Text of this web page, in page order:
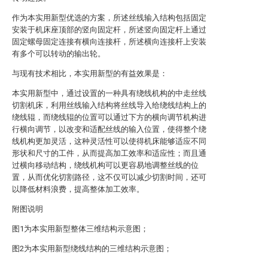
作为本实用新型优选的方案，所述丝线输入结构包括固定
安装于机床座顶部的竖向固定杆，所述竖向固定杆上通过
固定螺母固定连接有横向连接杆，所述横向连接杆上安装
有多个可以转动的输出轮。
与现有技术相比，本实用新型的有益效果是：
本实用新型中，通过设置的一种具有绕线机构的中走丝线
切割机床，利用丝线输入结构将丝线导入给绕线结构上的
绕线辊，而绕线辊的位置可以通过下方的横向调节机构进
行横向调节，以改变和适配丝线的输入位置，使得整个绕
线机构更加灵活，这种灵活性可以使得机床能够适应不同
形状和尺寸的工件，从而提高加工效率和适应性；而且通
过横向移动结构，绕线机构可以更容易地调整丝线的位
置，从而优化切割路径，这不仅可以减少切割时间，还可
以降低材料浪费，提高整体加工效率。
附图说明
图1为本实用新型整体三维结构示意图；
图2为本实用新型绕线结构的三维结构示意图；